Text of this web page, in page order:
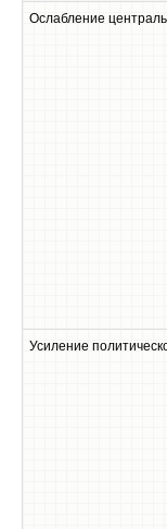
Ослабление
Усиление